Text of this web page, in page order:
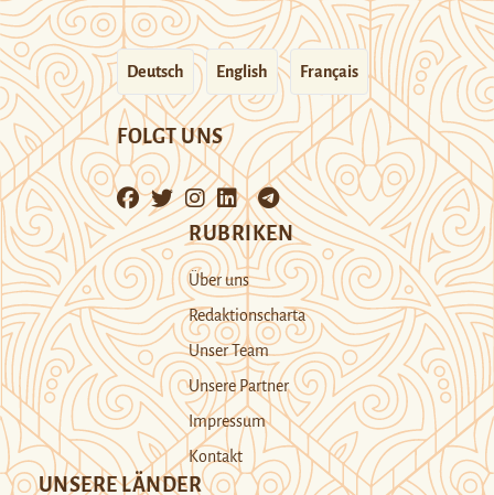
Deutsch English Français
FOLGT UNS
RUBRIKEN
Über uns
Redaktionscharta
Unser Team
Unsere Partner
Impressum
Kontakt
UNSERE LÄNDER